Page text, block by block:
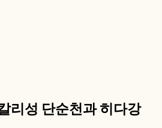
리성 단순천과 히다강